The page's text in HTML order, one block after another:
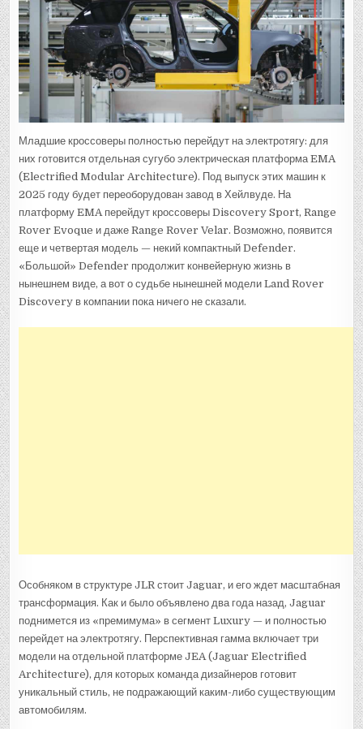
Младшие кроссоверы полностью перейдут на электротягу: для
них готовится отдельная сугубо электрическая платформа EMA
(Electrified Modular Architecture). Под выпуск этих машин к
2025 году будет переоборудован завод в Хейлвуде. На
платформу EMA перейдут кроссоверы Discovery Sport, Range
Rover Evoque и даже Range Rover Velar. Возможно, появится
еще и четвертая модель — некий компактный Defender.
«Большой» Defender продолжит конвейерную жизнь в
нынешнем виде, а вот о судьбе нынешней модели Land Rover
Discovery в компании пока ничего не сказали.
Особняком в структуре JLR стоит Jaguar, и его ждет масштабная
трансформация. Как и было объявлено два года назад, Jaguar
поднимется из «премимума» в сегмент Luxury — и полностью
перейдет на электротягу. Перспективная гамма включает три
модели на отдельной платформе JEA (Jaguar Electrified
Architecture), для которых команда дизайнеров готовит
уникальный стиль, не подражающий каким-либо существующим
автомобилям.